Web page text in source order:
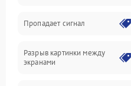
Пропадает сигнал
Разрыв картинки между
экранами